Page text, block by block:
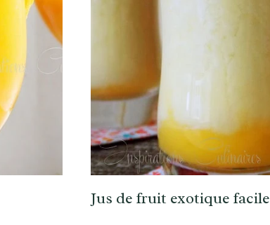
Jus de fruit exotique facile